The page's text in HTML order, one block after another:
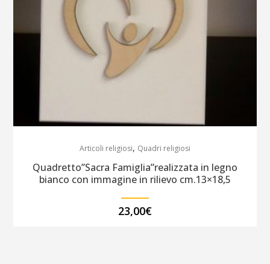
Articoli religiosi, Quadri religiosi
Quadretto”Sacra Famiglia”realizzata in legno
bianco con immagine in rilievo cm.13×18,5
23,00€